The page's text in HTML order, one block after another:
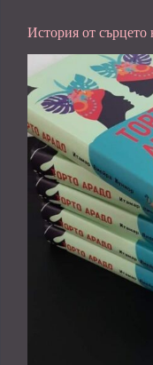
История от сърцето